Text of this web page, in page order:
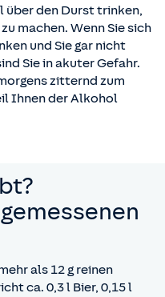
über den Durst trinken,
machen. Wenn Sie sich
und Sie gar nicht
Sie in akuter Gefahr.
zitternd zum
Ihnen der Alkohol
als 12 g reinen
ca. 0,3 l Bier, 0,15 l